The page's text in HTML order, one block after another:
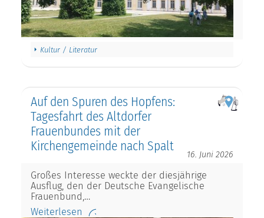
Kultur / Literatur
Auf den Spuren des Hopfens:
Tagesfahrt des Altdorfer
Frauenbundes mit der
Kirchengemeinde nach Spalt
16. Juni 2026
Großes Interesse weckte der diesjährige
Ausflug, den der Deutsche Evangelische
Frauenbund,…
Weiterlesen